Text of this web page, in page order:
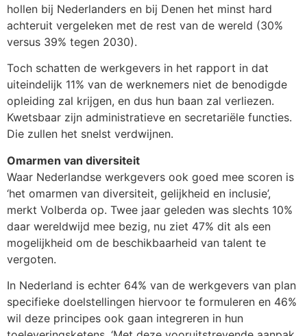
hollen bij Nederlanders en bij Denen het minst hard
achteruit vergeleken met de rest van de wereld (30%
versus 39% tegen 2030).
Toch schatten de werkgevers in het rapport in dat
uiteindelijk 11% van de werknemers niet de benodigde
opleiding zal krijgen, en dus hun baan zal verliezen.
Kwetsbaar zijn administratieve en secretariële functies.
Die zullen het snelst verdwijnen.
Omarmen van diversiteit
Waar Nederlandse werkgevers ook goed mee scoren is
‘het omarmen van diversiteit, gelijkheid en inclusie’,
merkt Volberda op. Twee jaar geleden was slechts 10%
daar wereldwijd mee bezig, nu ziet 47% dit als een
mogelijkheid om de beschikbaarheid van talent te
vergoten.
In Nederland is echter 64% van de werkgevers van plan
specifieke doelstellingen hiervoor te formuleren en 46%
wil deze principes ook gaan integreren in hun